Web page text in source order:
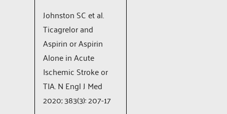
Johnston SC et al.
Ticagrelor and
Aspirin or Aspirin
Alone in Acute
Ischemic Stroke or
TIA. N Engl J Med
2020; 383(3): 207-17